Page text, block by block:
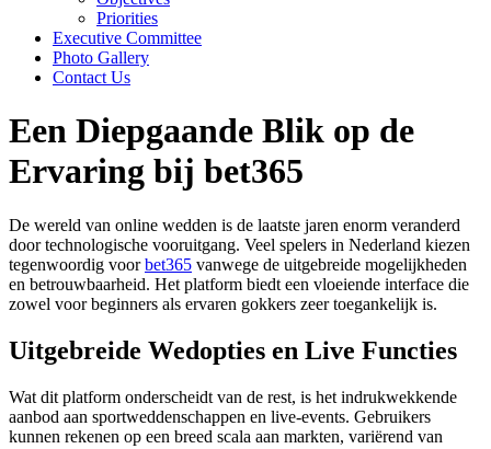
Priorities
Executive Committee
Photo Gallery
Contact Us
Een Diepgaande Blik op de
Ervaring bij bet365
De wereld van online wedden is de laatste jaren enorm veranderd
door technologische vooruitgang. Veel spelers in Nederland kiezen
tegenwoordig voorbet365 vanwege de uitgebreide mogelijkheden
en betrouwbaarheid. Het platform biedt een vloeiende interface die
zowel voor beginners als ervaren gokkers zeer toegankelijk is.
Uitgebreide Wedopties en Live Functies
Wat dit platform onderscheidt van de rest, is het indrukwekkende
aanbod aan sportweddenschappen en live-events. Gebruikers
kunnen rekenen op een breed scala aan markten, variërend van